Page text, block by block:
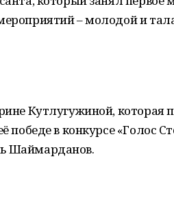
– молодой и
Кутлугужиной, которая
победе в конкурсе «Голос
Шаймарданов.